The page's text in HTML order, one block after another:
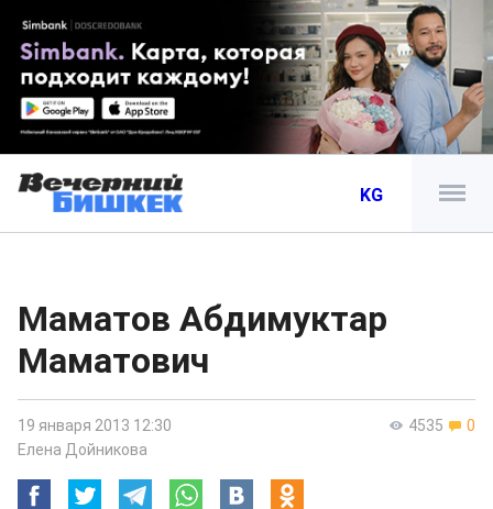
KG
Маматов Абдимуктар
Маматович
4535 0
19 января 2013 12:30
Елена Дойникова